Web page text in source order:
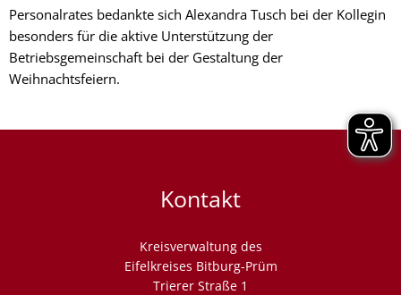
Personalrates bedankte sich Alexandra Tusch bei der Kollegin
besonders für die aktive Unterstützung der
Betriebsgemeinschaft bei der Gestaltung der
Weihnachtsfeiern.
Kontakt
Kreisverwaltung des
Eifelkreises Bitburg-Prüm
Trierer Straße 1